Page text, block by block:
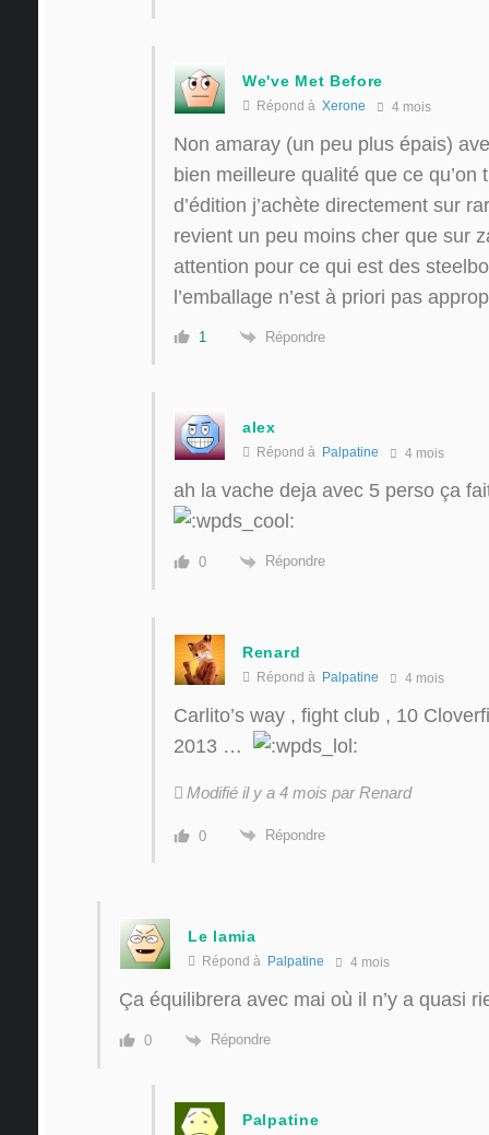
We've Met Before
Répond à Xerone 4 mois
Non amaray (un peu plus épais)
bien meilleure qualité que ce
d’édition j’achète directement sur
revient un peu moins cher que sur
attention pour ce qui est des
l’emballage n’est à priori pas
1 Répondre
alex
Répond à Palpatine 4 mois
ah la vache deja avec 5 perso ça
0 Répondre
Renard
Répond à Palpatine 4 mois
Carlito’s way , fight club , 10
2013 …
Modifié il y a 4 mois par Renard
0 Répondre
Le lamia
Répond à Palpatine 4 mois
Ça équilibrera avec mai où il n’y a quasi
0 Répondre
Palpatine